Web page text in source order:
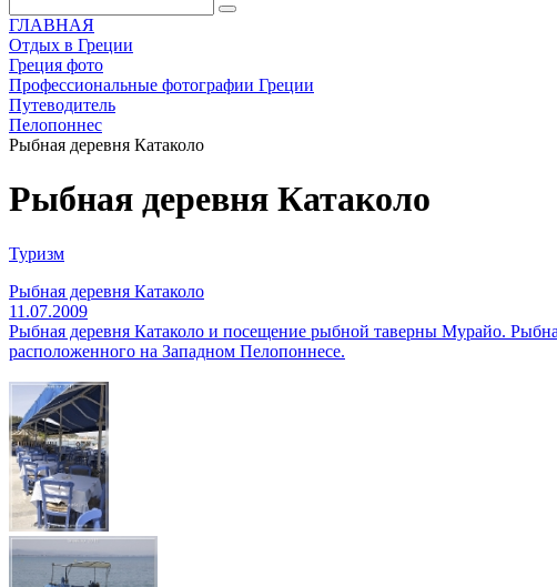
ГЛАВНАЯ
Отдых в Греции
Греция фото
Профессиональные фотографии Греции
Путеводитель
Пелопоннес
Рыбная деревня Катаколо
Рыбная деревня Катаколо
Туризм
Рыбная деревня Катаколо
11.07.2009
Рыбная деревня Катаколо и посещение рыбной таверны Мурайо.
расположенного на Западном Пелопоннесе.